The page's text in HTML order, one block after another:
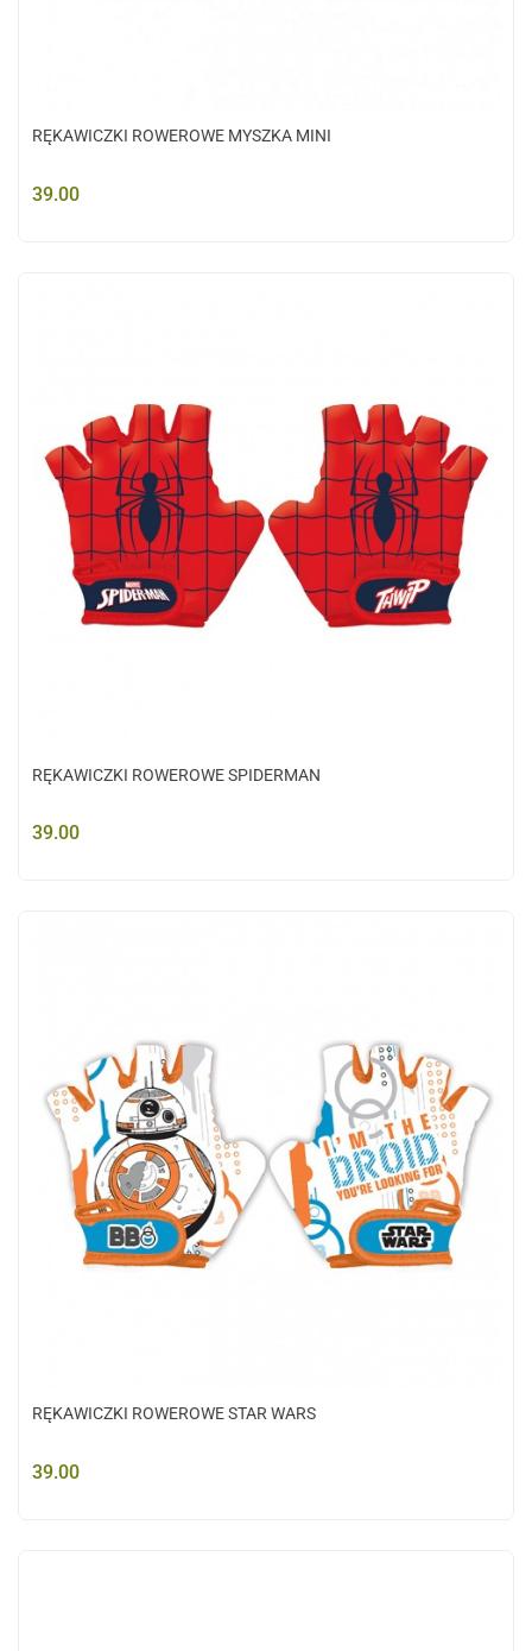
RĘKAWICZKI ROWEROWE MYSZKA MINI
39.00
RĘKAWICZKI ROWEROWE SPIDERMAN
39.00
RĘKAWICZKI ROWEROWE STAR WARS
39.00